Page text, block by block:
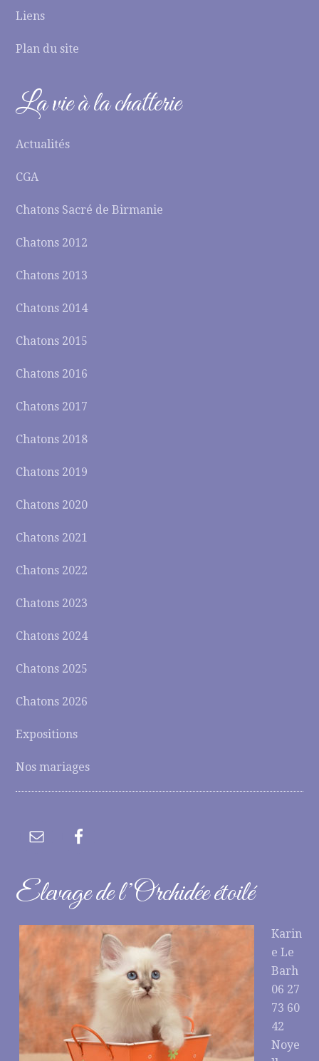
Liens
Plan du site
La vie à la chatterie
Actualités
CGA
Chatons Sacré de Birmanie
Chatons 2012
Chatons 2013
Chatons 2014
Chatons 2015
Chatons 2016
Chatons 2017
Chatons 2018
Chatons 2019
Chatons 2020
Chatons 2021
Chatons 2022
Chatons 2023
Chatons 2024
Chatons 2025
Chatons 2026
Expositions
Nos mariages
Elevage de l’Orchidée étoilé
Karin
e Le
Barh
06 27
73 60
42
Noye